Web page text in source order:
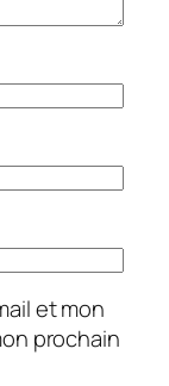
et mon
prochain